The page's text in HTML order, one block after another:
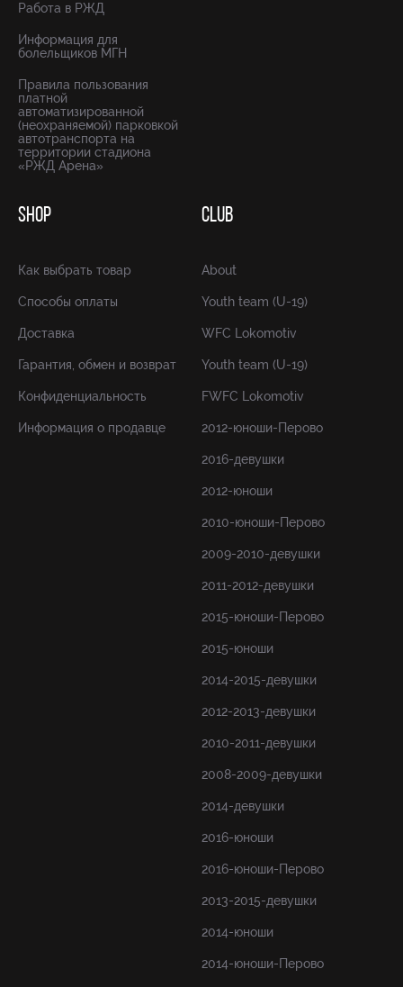
Работа в РЖД
Информация для
болельщиков МГН
Правила пользования
платной
автоматизированной
(неохраняемой) парковкой
автотранспорта на
территории стадиона
«РЖД Арена»
SHOP
Как выбрать товар
Способы оплаты
Доставка
Гарантия, обмен и возврат
Конфиденциальность
Информация о продавце
CLUB
About
Youth team (U-19)
WFC Lokomotiv
Youth team (U-19)
FWFC Lokomotiv
2012-юноши-Перово
2016-девушки
2012-юноши
2010-юноши-Перово
2009-2010-девушки
2011-2012-девушки
2015-юноши-Перово
2015-юноши
2014-2015-девушки
2012-2013-девушки
2010-2011-девушки
2008-2009-девушки
2014-девушки
2016-юноши
2016-юноши-Перово
2013-2015-девушки
2014-юноши
2014-юноши-Перово